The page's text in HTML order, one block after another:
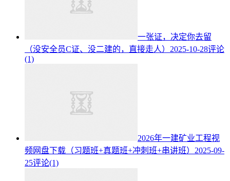
一张证，决定你去留
（没安全员C证、没二建的，直接走人） 2025-10-28评论
(1)
2026年一建矿业工程视
频网盘下载（习题班+真题班+冲刺班+串讲班） 2025-09-
25评论(1)